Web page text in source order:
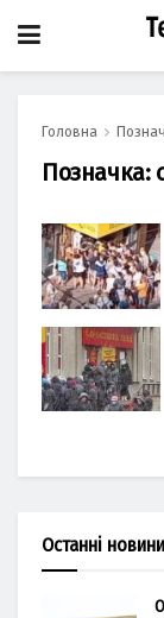
Головна
Позначка:
Останні новини